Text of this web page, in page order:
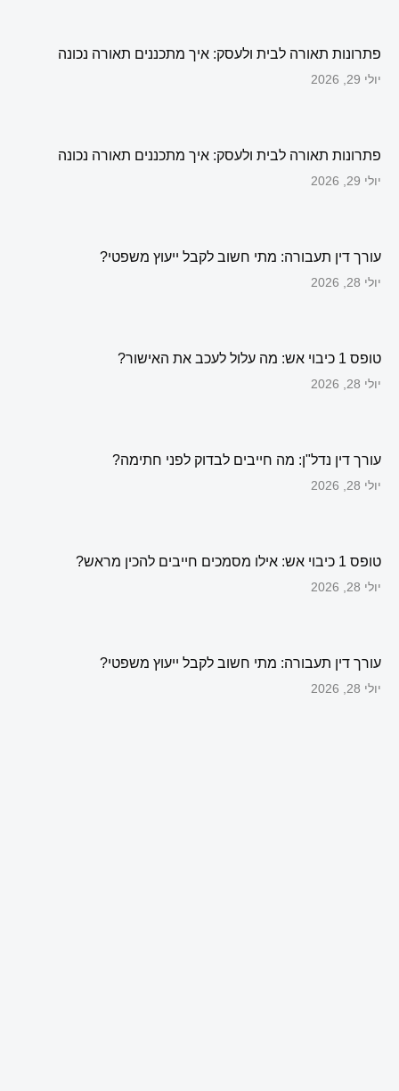
פתרונות תאורה לבית ולעסק: איך מתכננים תאורה נכונה
יולי 29, 2026
פתרונות תאורה לבית ולעסק: איך מתכננים תאורה נכונה
יולי 29, 2026
עורך דין תעבורה: מתי חשוב לקבל ייעוץ משפטי?
יולי 28, 2026
טופס 1 כיבוי אש: מה עלול לעכב את האישור?
יולי 28, 2026
עורך דין נדל"ן: מה חייבים לבדוק לפני חתימה?
יולי 28, 2026
טופס 1 כיבוי אש: אילו מסמכים חייבים להכין מראש?
יולי 28, 2026
עורך דין תעבורה: מתי חשוב לקבל ייעוץ משפטי?
יולי 28, 2026